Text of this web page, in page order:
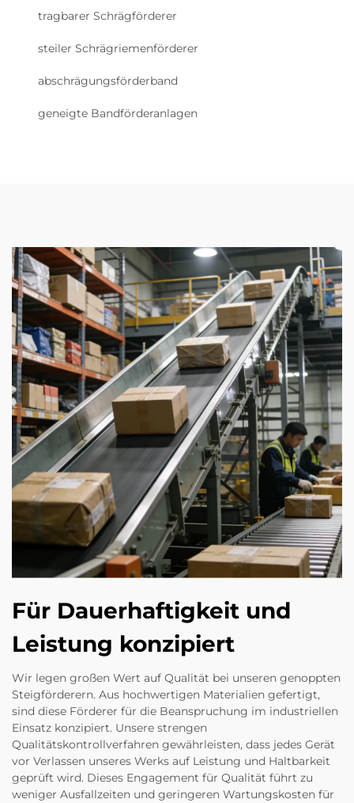
tragbarer Schrägförderer
steiler Schrägriemenförderer
abschrägungsförderband
geneigte Bandförderanlagen
Für Dauerhaftigkeit und
Leistung konzipiert
Wir legen großen Wert auf Qualität bei unseren genoppten
Steigförderern. Aus hochwertigen Materialien gefertigt,
sind diese Förderer für die Beanspruchung im industriellen
Einsatz konzipiert. Unsere strengen
Qualitätskontrollverfahren gewährleisten, dass jedes Gerät
vor Verlassen unseres Werks auf Leistung und Haltbarkeit
geprüft wird. Dieses Engagement für Qualität führt zu
weniger Ausfallzeiten und geringeren Wartungskosten für